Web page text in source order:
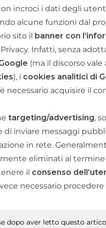
incroci i dati degli
alcune funzioni dal
sito il banner con
Infatti, senza
(ma il discorso
), i cookies analitici di
necessario acquisire il
targeting/advertising,
inviare messaggi
in rete.
eliminati al termine
il consenso
necessario procedere
dopo aver letto questo